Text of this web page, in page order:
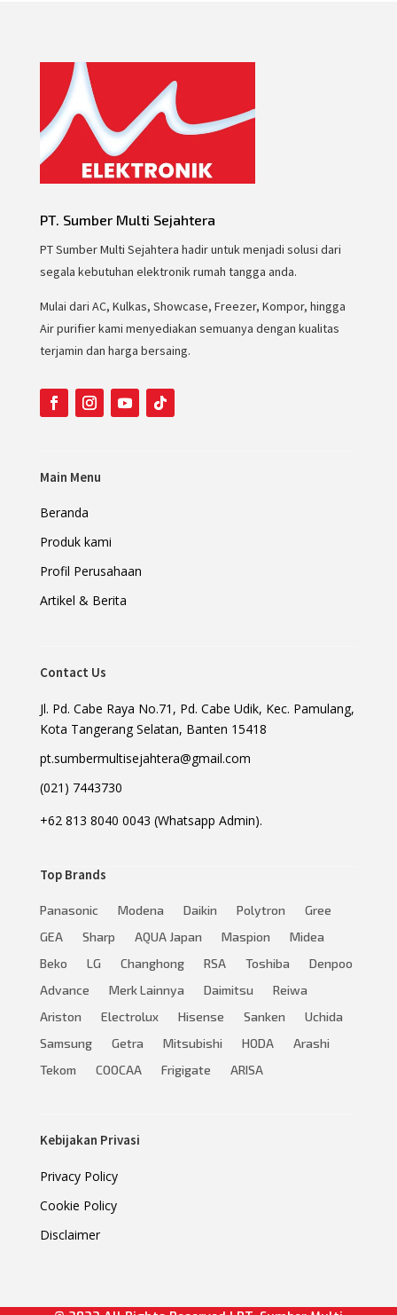
PT. Sumber Multi Sejahtera
PT Sumber Multi Sejahtera hadir untuk menjadi solusi dari
segala kebutuhan elektronik rumah tangga anda.
Mulai dari AC, Kulkas, Showcase, Freezer, Kompor, hingga
Air purifier kami menyediakan semuanya dengan kualitas
terjamin dan harga bersaing.
Main Menu
Beranda
Produk kami
Profil Perusahaan
Artikel & Berita
Contact Us
Jl. Pd. Cabe Raya No.71, Pd. Cabe Udik, Kec. Pamulang,
Kota Tangerang Selatan, Banten 15418
pt.sumbermultisejahtera@gmail.com
(021) 7443730
+62 813 8040 0043 (Whatsapp Admin).
Top Brands
Panasonic Modena Daikin Polytron
Gree
GEA
Sharp AQUA Japan Maspion
Midea
Beko
LG Changhong RSA Toshiba
Denpoo
Advance
Merk Lainnya Daimitsu
Reiwa
Ariston
Electrolux Hisense Sanken
Uchida
Samsung
Getra Mitsubishi HODA
Arashi
Tekom
COOCAA Frigigate ARISA
Kebijakan Privasi
Privacy Policy
Cookie Policy
Disclaimer